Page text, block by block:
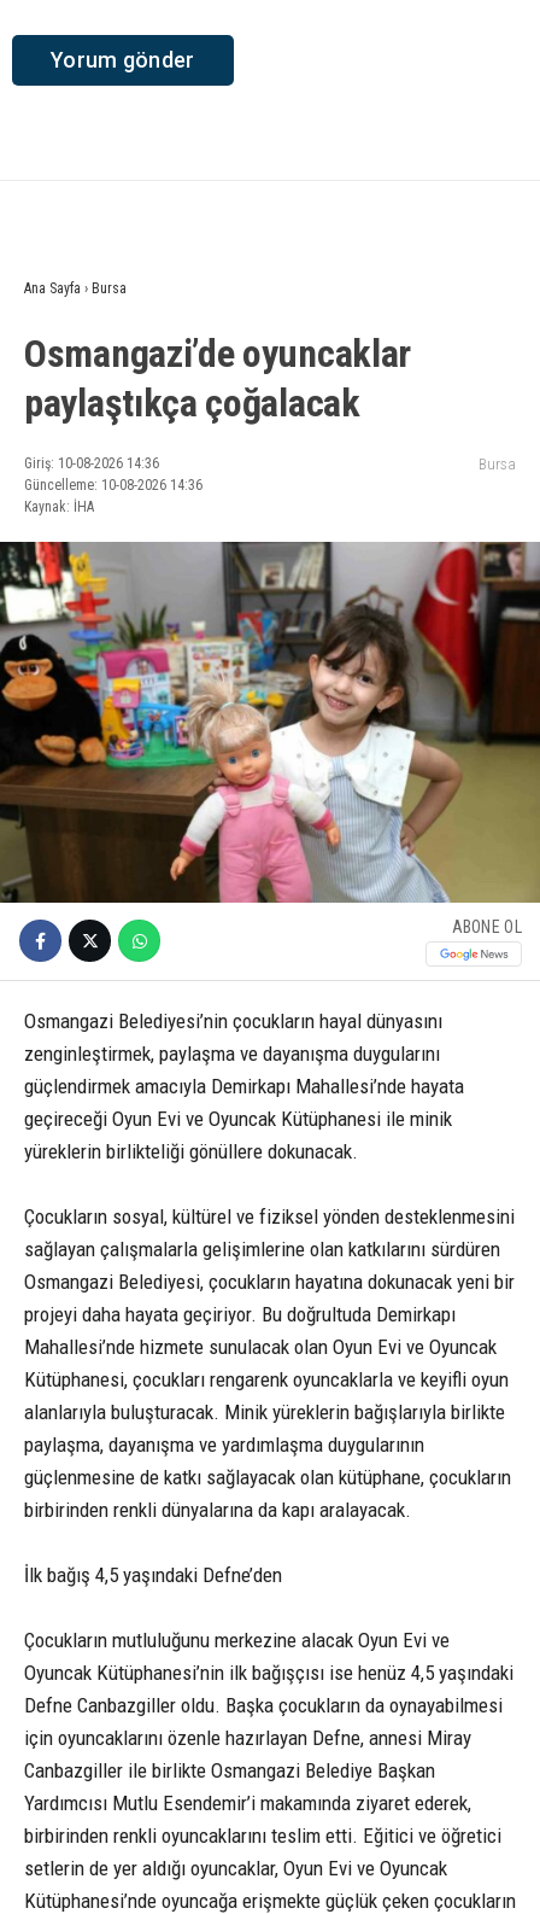
Ana Sayfa › Bursa
Osmangazi’de oyuncaklar
paylaştıkça çoğalacak
Giriş: 10-08-2026 14:36
Güncelleme: 10-08-2026 14:36
Kaynak: İHA
Bursa
ABONE OL
Osmangazi Belediyesi’nin çocukların hayal dünyasını
zenginleştirmek, paylaşma ve dayanışma duygularını
güçlendirmek amacıyla Demirkapı Mahallesi’nde hayata
geçireceği Oyun Evi ve Oyuncak Kütüphanesi ile minik
yüreklerin birlikteliği gönüllere dokunacak.
Çocukların sosyal, kültürel ve fiziksel yönden desteklenmesini
sağlayan çalışmalarla gelişimlerine olan katkılarını sürdüren
Osmangazi Belediyesi, çocukların hayatına dokunacak yeni bir
projeyi daha hayata geçiriyor. Bu doğrultuda Demirkapı
Mahallesi’nde hizmete sunulacak olan Oyun Evi ve Oyuncak
Kütüphanesi, çocukları rengarenk oyuncaklarla ve keyifli oyun
alanlarıyla buluşturacak. Minik yüreklerin bağışlarıyla birlikte
paylaşma, dayanışma ve yardımlaşma duygularının
güçlenmesine de katkı sağlayacak olan kütüphane, çocukların
birbirinden renkli dünyalarına da kapı aralayacak.
İlk bağış 4,5 yaşındaki Defne’den
Çocukların mutluluğunu merkezine alacak Oyun Evi ve
Oyuncak Kütüphanesi’nin ilk bağışçısı ise henüz 4,5 yaşındaki
Defne Canbazgiller oldu. Başka çocukların da oynayabilmesi
için oyuncaklarını özenle hazırlayan Defne, annesi Miray
Canbazgiller ile birlikte Osmangazi Belediye Başkan
Yardımcısı Mutlu Esendemir’i makamında ziyaret ederek,
birbirinden renkli oyuncaklarını teslim etti. Eğitici ve öğretici
setlerin de yer aldığı oyuncaklar, Oyun Evi ve Oyuncak
Kütüphanesi’nde oyuncağa erişmekte güçlük çeken çocukların